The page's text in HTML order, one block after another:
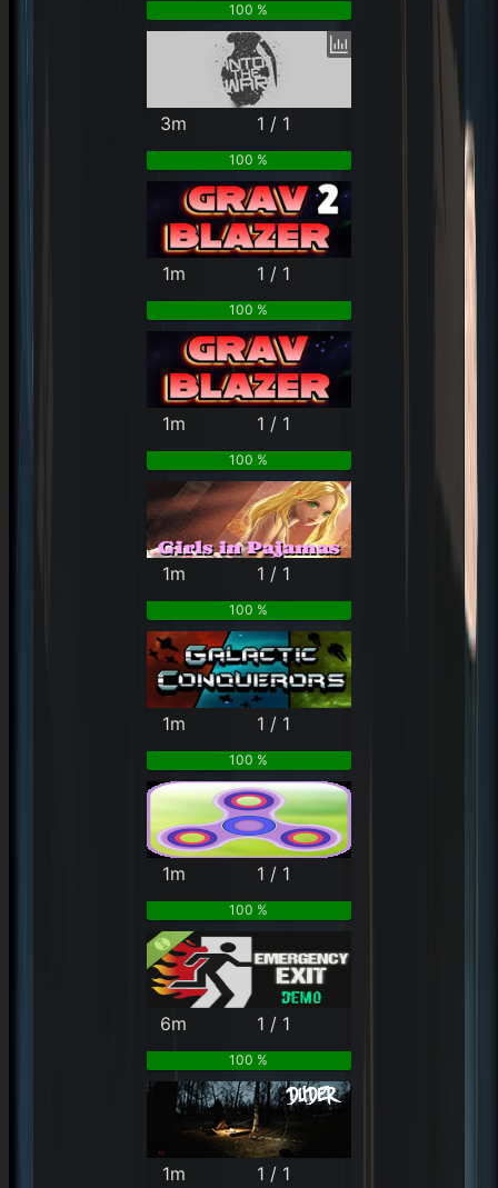
100 %
3m 1 / 1
100 %
1m 1 / 1
100 %
1m 1 / 1
100 %
1m 1 / 1
100 %
1m 1 / 1
100 %
1m 1 / 1
100 %
6m 1 / 1
100 %
1m 1 / 1